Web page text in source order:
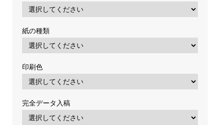
紙の種類
印刷色
完全データ入稿